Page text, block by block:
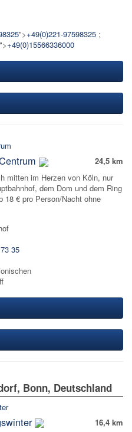
">+49(0)221-97598325 ;
">+49(0)15566336000
24,5 km
mitten im Herzen von Köln, nur
dem Dom und dem Ring
18 € pro Person/Nacht ohne
35
Bonn, Deutschland
16,4 km